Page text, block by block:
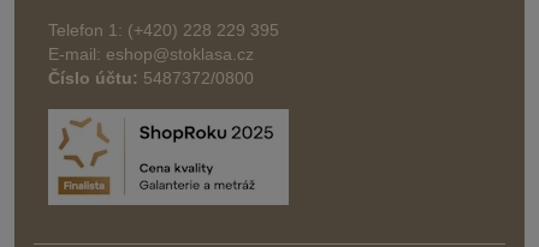
Telefon 1: (+420) 228 229 395
E-mail: eshop@stoklasa.cz
Číslo účtu: 5487372/0800